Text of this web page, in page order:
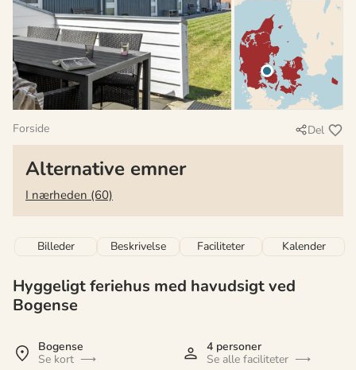
Forside Del
Alternative emner
I nærheden (60)
Billeder Beskrivelse Faciliteter Kalender
Hyggeligt feriehus med havudsigt ved
Bogense
Bogense
Se kort
4 personer
Se alle faciliteter